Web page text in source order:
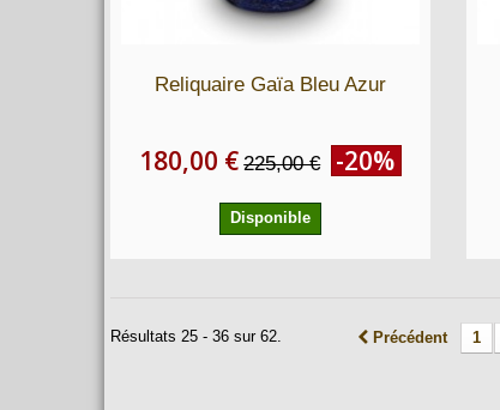
Reliquaire Gaïa Bleu Azur
180,00 € 225,00 € -20%
Disponible
Précédent 1
Résultats 25 - 36 sur 62.